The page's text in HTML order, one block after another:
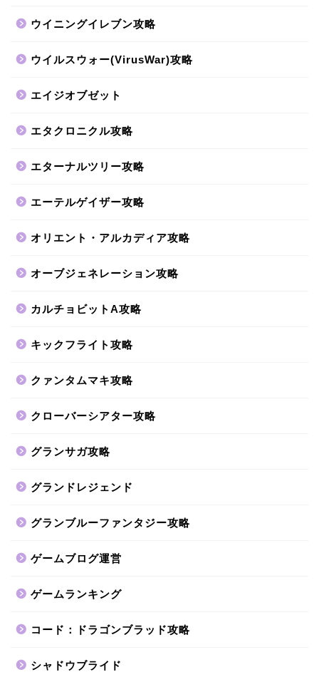
ウイニングイレブン攻略
ウイルスウォー(VirusWar)攻略
エイジオブゼット
エタクロニクル攻略
エターナルツリー攻略
エーテルゲイザー攻略
オリエント・アルカディア攻略
オーブジェネレーション攻略
カルチョビットA攻略
キックフライト攻略
クァンタムマキ攻略
クローバーシアター攻略
グランサガ攻略
グランドレジェンド
グランブルーファンタジー攻略
ゲームブログ運営
ゲームランキング
コード：ドラゴンブラッド攻略
シャドウブライド